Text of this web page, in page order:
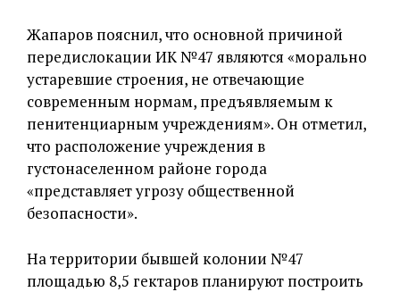
Жапаров пояснил, что основной причиной
передислокации ИК №47 являются «морально
устаревшие строения, не отвечающие
современным нормам, предъявляемым к
пенитенциарным учреждениям». Он отметил,
что расположение учреждения в
густонаселенном районе города
«представляет угрозу общественной
безопасности».
На территории бывшей колонии №47
площадью 8,5 гектаров планируют построить